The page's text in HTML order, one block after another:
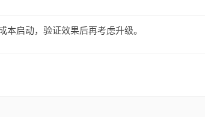
本启动，验证效果后再考虑升级。